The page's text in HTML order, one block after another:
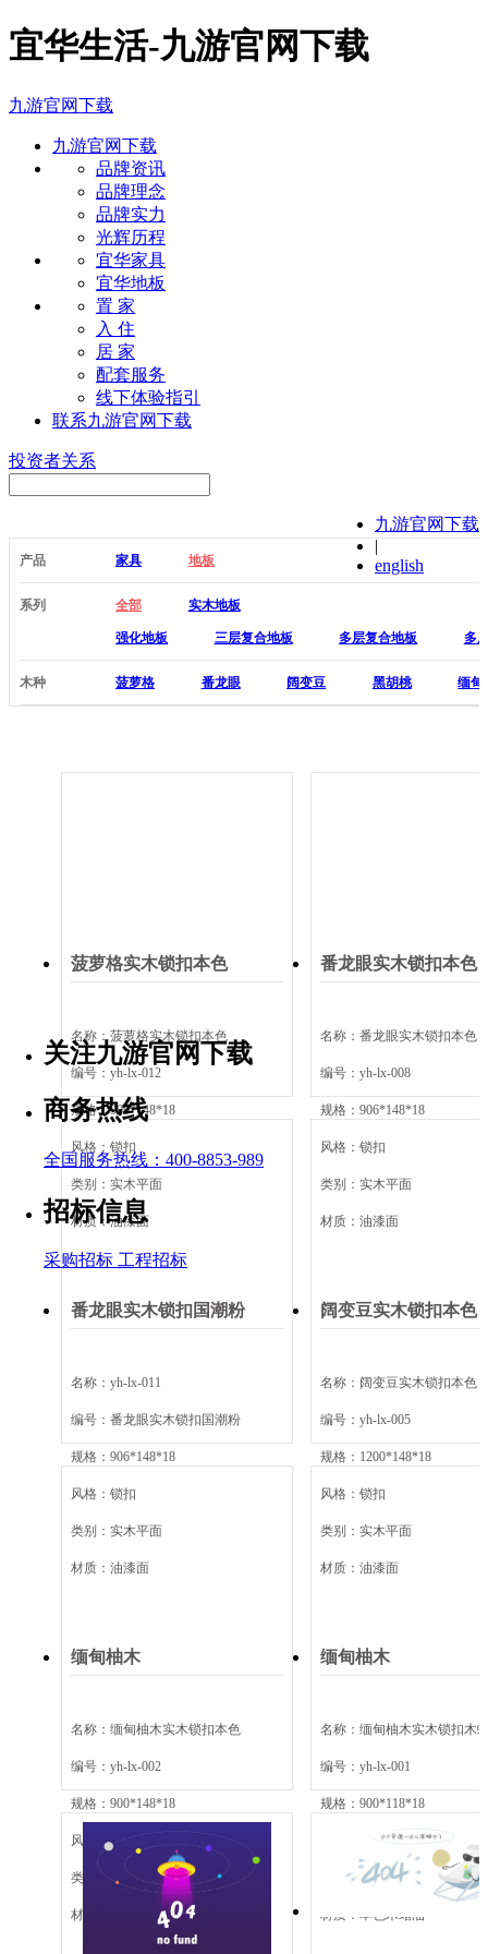
宜华生活-九游官网下载
九游官网下载
九游官网下载
品牌资讯
品牌理念
品牌实力
光辉历程
宜华家具
宜华地板
置 家
入 住
居 家
配套服务
线下体验指引
联系九游官网下载
投资者关系
九游官网下载
|
english
产品 家具 地板
系列 全部 实木地板
强化地板 三层复合地板 多层复合地板 多
木种 菠萝格 番龙眼 阔变豆 黑胡桃 缅甸
菠萝格实木锁扣本色
名称：菠萝格实木锁扣本色
编号： yh-lx-012
规格：900*148*18
风格： 锁扣
类别： 实木平面
材质：油漆面
番龙眼实木锁扣本色
名称： 番龙眼实木锁扣本色
编号： yh-lx-008
规格： 906*148*18
风格： 锁扣
类别： 实木平面
材质： 油漆面
番龙眼实木锁扣国潮粉
名称： yh-lx-011
编号： 番龙眼实木锁扣国潮粉
规格： 906*148*18
风格： 锁扣
类别： 实木平面
材质： 油漆面
阔变豆实木锁扣本色
名称： 阔变豆实木锁扣本色
编号： yh-lx-005
规格： 1200*148*18
风格： 锁扣
类别： 实木平面
材质： 油漆面
缅甸柚木
名称： 缅甸柚木实木锁扣本色
编号： yh-lx-002
规格： 900*148*18
风格：锁扣
类别： 实木平面
材质： 本色木蜡油
缅甸柚木
名称： 缅甸柚木实木锁扣木
编号： yh-lx-001
规格： 900*118*18
锁扣
类别： 实木平面
材质： 本色木蜡油
关注九游官网下载
商务热线
全国服务热线：400-8853-989
招标信息
采购招标 工程招标